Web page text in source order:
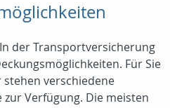
der Transportversicherung
Für Sie
verschiedene
Verfügung. Die meisten